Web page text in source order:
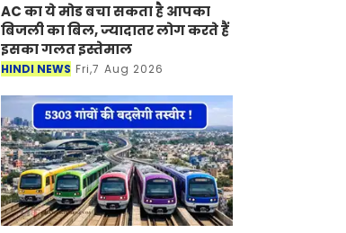
AC का ये मोड बचा सकता है आपका
बिजली का बिल, ज्यादातर लोग करते हैं
इसका गलत इस्तेमाल
HINDI NEWS Fri,7 Aug 2026